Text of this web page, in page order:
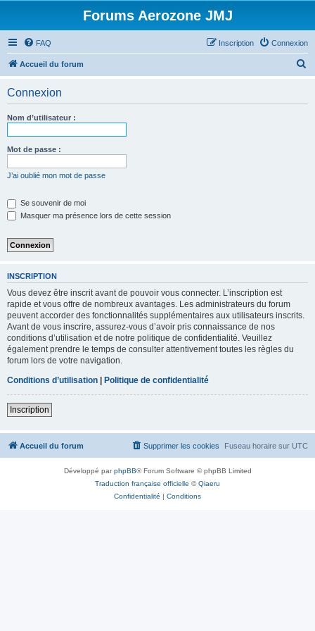
Forums Aerozone JMJ
FAQ Connexion
Inscription
Accueil du forum
Connexion
Nom d’utilisateur :
Mot de passe :
J’ai oublié mon mot de passe
Se souvenir de moi
Masquer ma présence lors de cette session
INSCRIPTION
Vous devez être inscrit avant de pouvoir vous connecter. L’inscription est
rapide et vous offre de nombreux avantages. Les administrateurs du forum
peuvent accorder des fonctionnalités supplémentaires aux utilisateurs inscrits.
Avant de vous inscrire, assurez-vous d’avoir pris connaissance de nos
conditions d’utilisation et de notre politique de confidentialité. Veuillez
également prendre le temps de consulter attentivement toutes les règles du
forum lors de votre navigation.
Conditions d’utilisation | Politique de confidentialité
Inscription
Accueil du forum Fuseau horaire sur UTC
Supprimer les cookies
Développé parphpBB® Forum Software © phpBB Limited
Traduction française officielle ©Qiaeru
Confidentialité | Conditions